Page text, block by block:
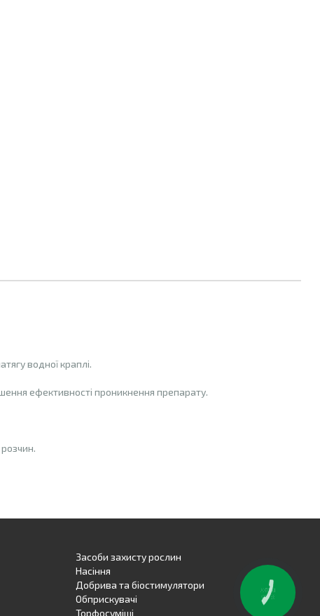
водної краплі.
ефективності проникнення препарату.
Засоби захисту рослин
Насіння
Добрива та біостимулятори
Обприскувачі
Торфосуміші